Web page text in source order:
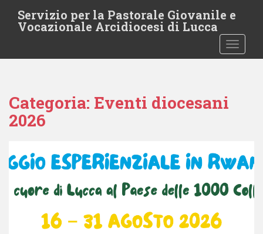
t
Servizio per la Pastorale Giovanile e
Vocazionale Arcidiocesi di Lucca
Categoria: Eventi diocesani
2026